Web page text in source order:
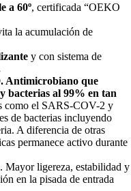
a 60º, certificada “OEKO
la acumulación de
y con sistema de
Antimicrobiano que
bacterias al 99% en tan
como el SARS-COV-2 y
de bacterias incluyendo
A diferencia de otras
permanece activo durante
. Mayor ligereza, estabilidad y
en la pisada de entrada